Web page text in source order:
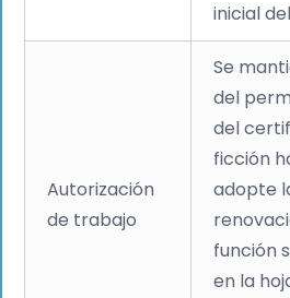
inicial
Autorización
de trabajo
Se
del
del
ficción
adopte
función
en la